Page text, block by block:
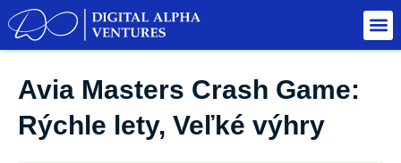
Avia Masters Crash Game:
Rýchle lety, Veľké výhry